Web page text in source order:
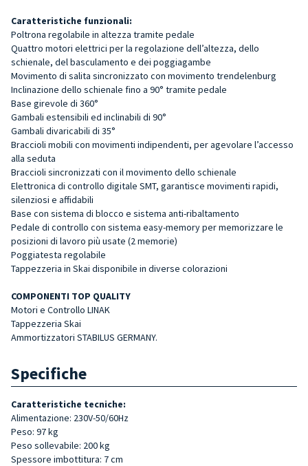
Caratteristiche funzionali:
Poltrona regolabile in altezza tramite pedale
Quattro motori elettrici per la regolazione dell’altezza, dello
schienale, del basculamento e dei poggiagambe
Movimento di salita sincronizzato con movimento trendelenburg
Inclinazione dello schienale fino a 90° tramite pedale
Base girevole di 360°
Gambali estensibili ed inclinabili di 90°
Gambali divaricabili di 35°
Braccioli mobili con movimenti indipendenti, per agevolare l’accesso
alla seduta
Braccioli sincronizzati con il movimento dello schienale
Elettronica di controllo digitale SMT, garantisce movimenti rapidi,
silenziosi e affidabili
Base con sistema di blocco e sistema anti-ribaltamento
Pedale di controllo con sistema easy-memory per memorizzare le
posizioni di lavoro più usate (2 memorie)
Poggiatesta regolabile
Tappezzeria in Skai disponibile in diverse colorazioni
COMPONENTI TOP QUALITY
Motori e Controllo LINAK
Tappezzeria Skai
Ammortizzatori STABILUS GERMANY.
Specifiche
Caratteristiche tecniche:
Alimentazione: 230V-50/60Hz
Peso: 97 kg
Peso sollevabile: 200 kg
Spessore imbottitura: 7 cm